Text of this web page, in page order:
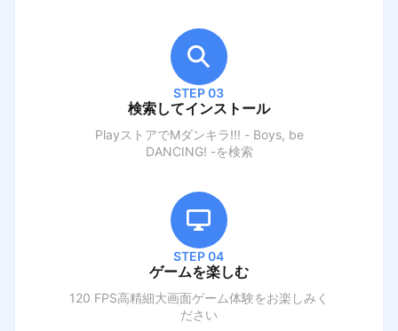
STEP 03
検索してインストール
PlayストアでMダンキラ!!! - Boys, be
DANCING! -を検索
STEP 04
ゲームを楽しむ
120 FPS高精細大画面ゲーム体験をお楽しみく
ださい